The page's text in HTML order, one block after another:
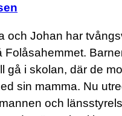
och Johan har
gå i skolan, där de
sin mamma. Nu
och